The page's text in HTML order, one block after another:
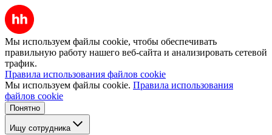
Мы используем файлы cookie, чтобы обеспечивать
правильную работу нашего веб-сайта и анализировать сетевой
трафик.
Правила использования файлов cookie
Мы используем файлы cookie. Правила использования
файлов cookie
Понятно
Ищу сотрудника